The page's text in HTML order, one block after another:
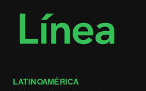
LATINOAMÉRICA